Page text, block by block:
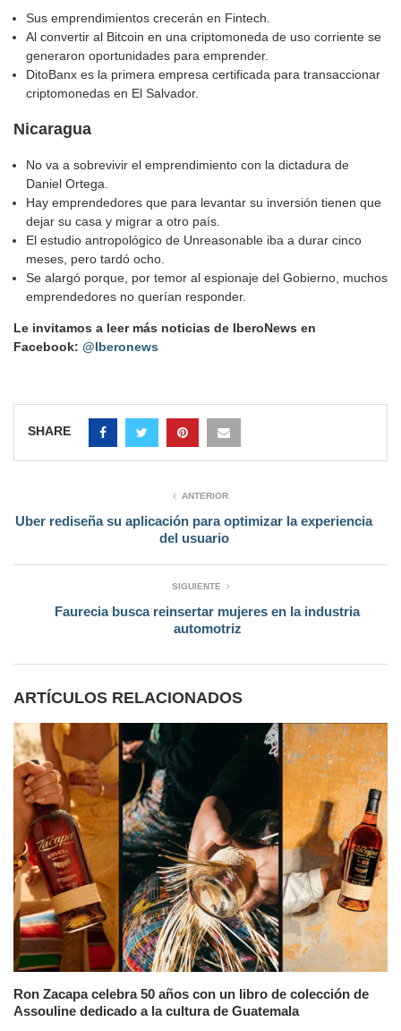
Sus emprendimientos crecerán en Fintech.
Al convertir al Bitcoin en una criptomoneda de uso corriente se
generaron oportunidades para emprender.
DitoBanx es la primera empresa certificada para transaccionar
criptomonedas en El Salvador.
Nicaragua
No va a sobrevivir el emprendimiento con la dictadura de
Daniel Ortega.
Hay emprendedores que para levantar su inversión tienen que
dejar su casa y migrar a otro país.
El estudio antropológico de Unreasonable iba a durar cinco
meses, pero tardó ocho.
Se alargó porque, por temor al espionaje del Gobierno, muchos
emprendedores no querían responder.
Le invitamos a leer más noticias de IberoNews en
Facebook: @Iberonews
SHARE
ANTERIOR
Uber rediseña su aplicación para optimizar la experiencia
del usuario
SIGUIENTE
Faurecia busca reinsertar mujeres en la industria
automotriz
ARTÍCULOS RELACIONADOS
Ron Zacapa celebra 50 años con un libro de colección de
Assouline dedicado a la cultura de Guatemala